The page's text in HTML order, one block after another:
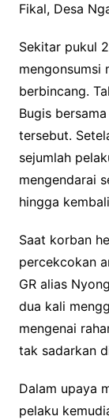
Fikal, Desa
Sekitar pukul
mengonsumsi
berbincang.
Bugis
tersebut.
sejumlah
mengendarai
hingga
Saat korban
percekcokan
GR alias
dua kali
mengenai
tak sadarkan
Dalam upaya
pelaku